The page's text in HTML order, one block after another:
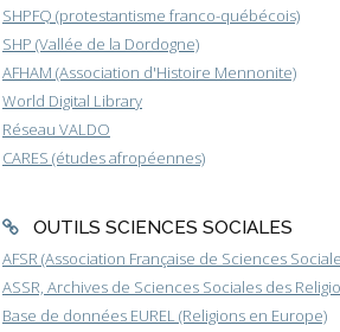
SHPFQ (protestantisme franco-québécois)
SHP (Vallée de la Dordogne)
AFHAM (Association d'Histoire Mennonite)
World Digital Library
Réseau VALDO
CARES (études afropéennes)
OUTILS SCIENCES SOCIALES
AFSR (Association Française de Sciences
ASSR, Archives de Sciences Sociales des
Base de données EUREL (Religions en Europe)